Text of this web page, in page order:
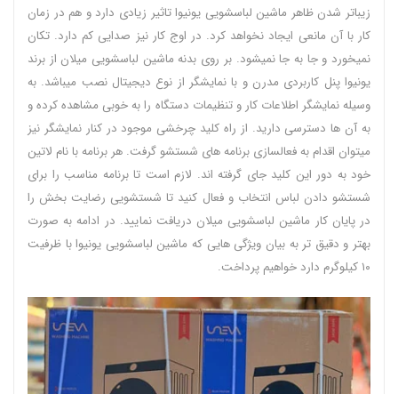
زیباتر شدن ظاهر ماشین لباسشویی یونیوا تاثیر زیادی دارد و هم در زمان
کار با آن مانعی ایجاد نخواهد کرد. در اوج کار نیز صدایی کم دارد. تکان
نمیخورد و جا به جا نمیشود. بر روی بدنه ماشین لباسشویی میلان از برند
یونیوا پنل کاربردی مدرن و با نمایشگر از نوع دیجیتال نصب میباشد. به
وسیله نمایشگر اطلاعات کار و تنظیمات دستگاه را به خوبی مشاهده کرده و
به آن ها دسترسی دارید. از راه کلید چرخشی موجود در کنار نمایشگر نیز
میتوان اقدام به فعالسازی برنامه های شستشو گرفت. هر برنامه با نام لاتین
خود به دور این کلید جای گرفته اند. لازم است تا برنامه مناسب را برای
شستشو دادن لباس انتخاب و فعال کنید تا شستشویی رضایت بخش را
در پایان کار ماشین لباسشویی میلان دریافت نمایید. در ادامه به صورت
بهتر و دقیق تر به بیان ویژگی هایی که ماشین لباسشویی یونیوا با ظرفیت
۱۰ کیلوگرم دارد خواهیم پرداخت.